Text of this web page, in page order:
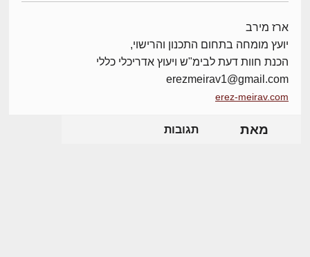
ארז מירב
יועץ מומחה בתחום התכנון והרישוי,
הכנת חוות דעת לבימ"ש ויעוץ אדריכלי כללי
erezmeirav1@gmail.com
erez-meirav.com
מאת תגובות